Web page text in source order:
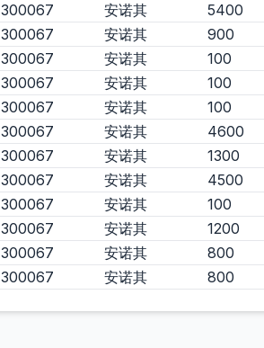
300067 安诺其 5400
300067 安诺其 900
300067 安诺其 100
300067 安诺其 100
300067 安诺其 100
300067 安诺其 4600
300067 安诺其 1300
300067 安诺其 4500
300067 安诺其 100
300067 安诺其 1200
300067 安诺其 800
300067 安诺其 800